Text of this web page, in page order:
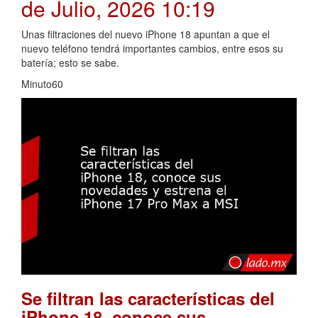
de Julio, 2026 10:19
Unas filtraciones del nuevo iPhone 18 apuntan a que el
nuevo teléfono tendrá importantes cambios, entre esos su
batería; esto se sabe.
Minuto60
Se filtran las características del